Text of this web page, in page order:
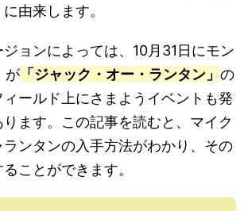
に由来します。
ョンによっては、10月31日にモン
が 「ジャック・オー・ランタン」 の
ールド上にさまようイベントも発
ます。この記事を読むと、マイク
ランタンの入手方法がわかり、その
ことができます。